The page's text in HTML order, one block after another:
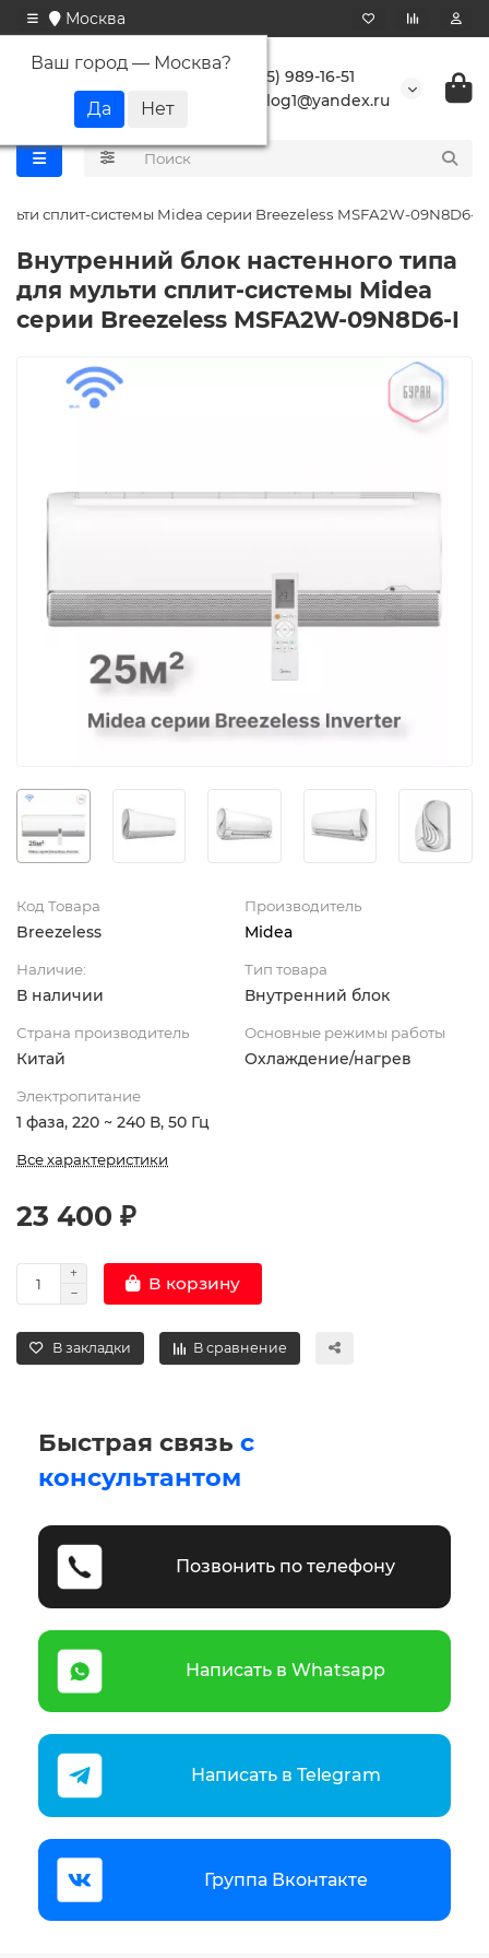
Москва
Ваш город — Москва?
+7 (495) 989-16-51
buranlog1@yandex.ru
сплит-системы Midea серии Breezeless MSFA2W-09N8D6-I
Внутренний блок настенного типа
для мульти сплит-системы Midea
серии Breezeless MSFA2W-09N8D6-I
Код Товара
Breezeless
Производитель
Midea
Наличие:
В наличии
Тип товара
Внутренний блок
Страна производитель
Китай
Основные режимы работы
Охлаждение/нагрев
Электропитание
1 фаза, 220 ~ 240 В, 50 Гц
Все характеристики
23 400 ₽
В корзину
В закладки В сравнение
Быстрая связь с
консультантом
Позвонить по телефону
Написать в Whatsapp
Написать в Telegram
Группа Вконтакте